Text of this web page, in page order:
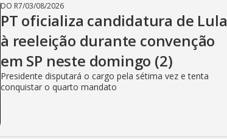
DO R7/03/08/2026
PT oficializa candidatura de Lula
à reeleição durante convenção
em SP neste domingo (2)
Presidente disputará o cargo pela sétima vez e tenta
conquistar o quarto mandato